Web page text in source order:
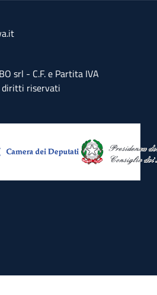
srl - C.F. e Partita IVA
riservati